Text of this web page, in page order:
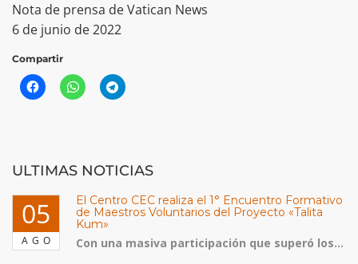
Nota de prensa de Vatican News
6 de junio de 2022
Compartir
ULTIMAS NOTICIAS
05
AGO
El Centro CEC realiza el 1° Encuentro Formativo
de Maestros Voluntarios del Proyecto «Talita
Kum»
Con una masiva participación que superó los...